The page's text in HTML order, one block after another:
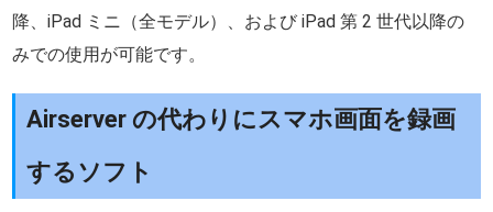
降、iPad ミニ（全モデル）、および iPad 第 2 世代以降の
みでの使用が可能です。
Airserver の代わりにスマホ画面を録画
するソフト